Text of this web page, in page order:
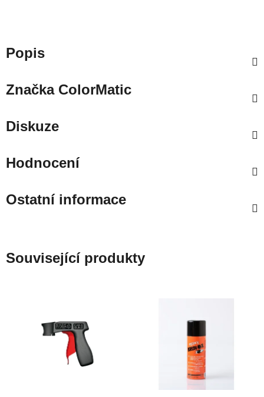
Popis
ZnačkaColorMatic
Diskuze
Hodnocení
Ostatní informace
Související produkty